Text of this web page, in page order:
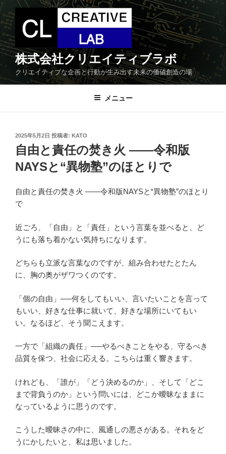
コ
ン
テ
ン
ツ
株式会社クリエイティブラボ
クリエイティブな企画と行動が生み出す未来の価値創造の場
メニュー
投
稿
日:
2025年5月2日 投稿者: KATO
自由と責任の焚き火 ——令和版
NAYSと“異物塾”のほとりで
自由と責任の焚き火 ——令和版NAYSと“異物塾”のほとり
で
近ごろ、「自由」と「責任」という言葉を並べると、ど
うにも落ち着かない気持ちになります。
どちらも立派な言葉なのですが、組み合わせたとたん
に、胸の奥がザワつくのです。
「個の自由」──何をしてもいい、言いたいことを言って
もいい、好きな仕事に就いて、好きな場所にいてもい
い。なるほど、そう聞こえます。
一方で「組織の責任」──やるべきことをやる、守るべき
品質を保つ、社会に応える。こちらは重く響きます。
けれども、「誰が」「どう決めるのか」、そして「どこ
まで背負うのか」という問いには、どこか曖昧なままに
なっているように思うのです。
こうした曖昧さの中に、風通しの悪さがある。それをど
うにかしたいと、私は思いました。